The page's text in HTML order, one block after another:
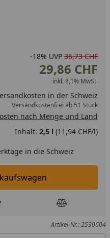
auf die Bedürfnisse
und unterstützen
Alpina
unter Beachtung
und Gesundheit
mit dem Blauen Engel
Weichmacher und
gesundes Raumklima.
eingeben
um eins erhöhen
-18% UVP 36,73 CHF
29,86 CHF
inkl. 8,1% MwSt.
in der Schweiz
Versandkostenfrei ab 51 Stück
nach Menge und Land
Inhalt: 2,5 l (11,94 CHF/l)
in die Schweiz
den Einkaufswagen legen
hinzufügenProdukt
Artikel-Nr.: 2530604